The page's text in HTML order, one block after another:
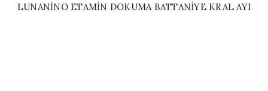
LUNANINO ETAMIN DOKUMA BATTANIYE KRAL AYI